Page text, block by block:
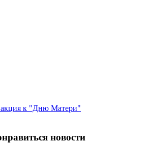
акция к "Дню Матери"
новости